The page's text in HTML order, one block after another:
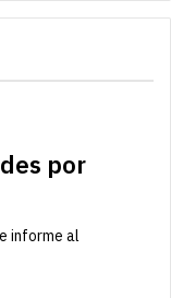
por
informe al